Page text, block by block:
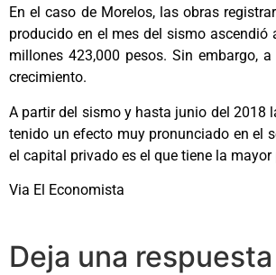
En el caso de Morelos, las obras
producido en el mes del sismo
millones 423,000 pesos. Sin embargo,
crecimiento.
A partir del sismo y hasta junio del 2018
tenido un efecto muy pronunciado en el
el capital privado es el que tiene la
Via El Economista
Deja una respuesta